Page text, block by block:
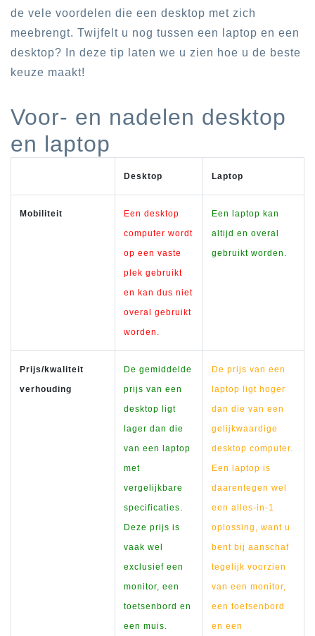
de vele voordelen die een desktop met zich
meebrengt. Twijfelt u nog tussen een laptop en een
desktop? In deze tip laten we u zien hoe u de beste
keuze maakt!
Voor- en nadelen desktop
en laptop
Desktop Laptop
Mobiliteit
Een desktop
computer wordt
op een vaste
plek gebruikt
en kan dus niet
overal gebruikt
worden.
Een laptop kan
altijd en overal
gebruikt worden.
Prijs/kwaliteit
verhouding
De gemiddelde
prijs van een
desktop ligt
lager dan die
van een laptop
met
vergelijkbare
specificaties.
Deze prijs is
vaak wel
exclusief een
monitor, een
toetsenbord en
een muis.
De prijs van een
laptop ligt hoger
dan die van een
gelijkwaardige
desktop computer.
Een laptop is
daarentegen wel
een alles-in-1
oplossing, want u
bent bij aanschaf
tegelijk voorzien
van een monitor,
een toetsenbord
en een